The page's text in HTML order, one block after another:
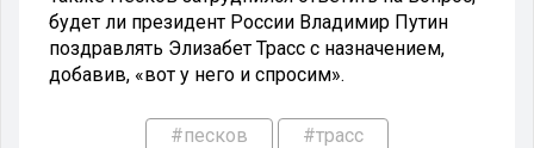
будет ли президент России Владимир Путин
поздравлять Элизабет Трасс с назначением,
добавив, «вот у него и спросим».
#песков #трасс